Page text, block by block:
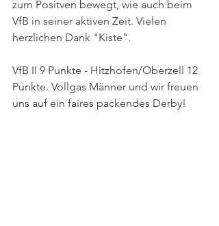
zum Positven bewegt, wie auch beim
VfB in seiner aktiven Zeit. Vielen
herzlichen Dank "Kiste".
VfB II 9 Punkte - Hitzhofen/Oberzell 12
Punkte. Vollgas Männer und wir freuen
uns auf ein faires packendes Derby!